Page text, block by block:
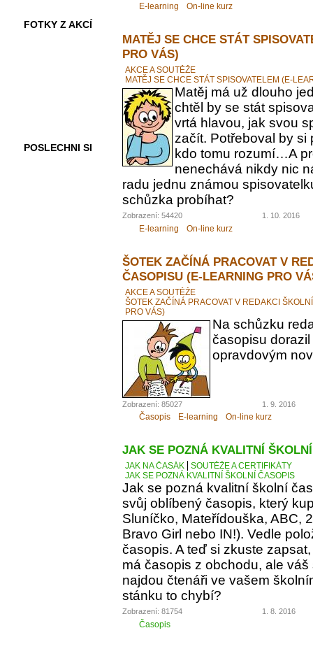
FOTKY Z AKCÍ
POSLECHNI SI
E-learning On-line kurz
MATĚJ SE CHCE STÁT
PRO VÁS)
AKCE A SOUTĚŽE
MATĚJ SE CHCE STÁT SPISOVATELEM (E-
Matěj má už dlouho
chtěl by se stát
vrtá hlavou, jak svou
začít. Potřeboval by si
kdo tomu rozumí…A
nenechává nikdy nic
radu jednu známou
schůzka probíhat?
Zobrazení: 54420 1. 10. 2016
E-learning On-line kurz
ŠOTEK ZAČÍNÁ PRACOVAT V
ČASOPISU (E-LEARNING PRO
AKCE A SOUTĚŽE
ŠOTEK ZAČÍNÁ PRACOVAT V REDAKCI
PRO VÁS)
Na schůzku
časopisu
opravdovým
Zobrazení: 85027 1. 9. 2016
Časopis E-learning On-line kurz
JAK SE POZNÁ KVALITNÍ
JAK NA ČASÁK
SOUTĚŽE A CERTIFIKÁTY
JAK SE POZNÁ KVALITNÍ ŠKOLNÍ ČASOPIS
Jak se pozná kvalitní školní
svůj oblíbený časopis, který
Sluníčko, Mateřídouška, ABC,
Bravo Girl nebo IN!). Vedle
časopis. A teď si zkuste
má časopis z obchodu, ale
najdou čtenáři ve vašem
stánku to chybí?
Zobrazení: 81754 1. 8. 2016
Časopis